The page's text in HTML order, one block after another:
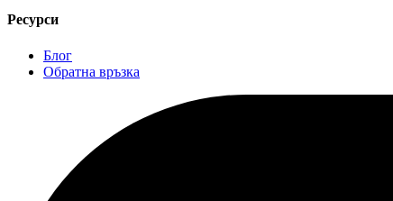
Ресурси
Блог
Обратна връзка